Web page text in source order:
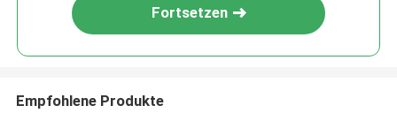
Fortsetzen
Empfohlene Produkte